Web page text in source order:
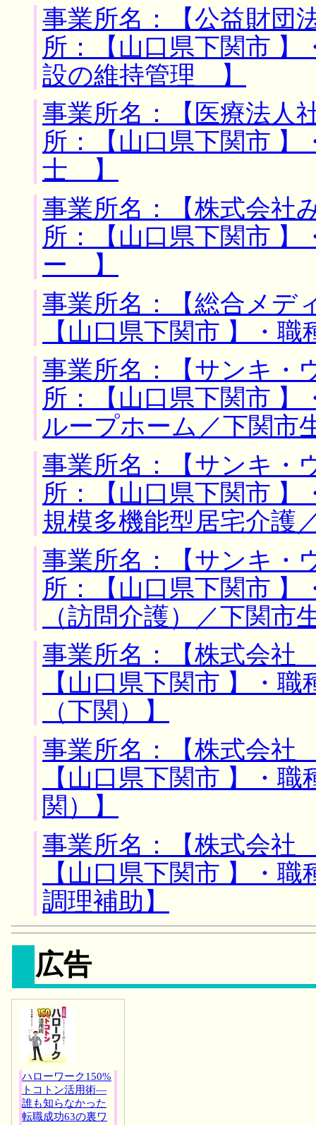
事業所名：【公益財団
所：【山口県下関市
設の維持管理 】
事業所名：【医療法
所：【山口県下関市 】
士 】
事業所名：【株式会社
所：【山口県下関市
ー 】
事業所名：【総合メ
【山口県下関市 】・
事業所名：【サンキ
所：【山口県下関市
ループホーム／下関市
事業所名：【サンキ
所：【山口県下関市
規模多機能型居宅介護
事業所名：【サンキ
所：【山口県下関市
（訪問介護）／下関市
事業所名：【株式会
【山口県下関市 】・
（下関）】
事業所名：【株式会
【山口県下関市 】・
関）】
事業所名：【株式会
【山口県下関市 】・
調理補助】
広告
ハローワーク150%
トコトン活用術―
誰も知らなかった
転職成功63の裏ワ